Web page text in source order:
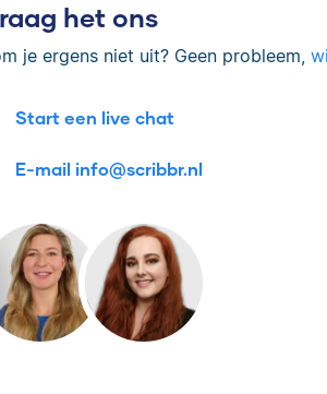
het ons
je ergens niet uit? Geen probleem,
Start een live chat
E-mail info@scribbr.nl